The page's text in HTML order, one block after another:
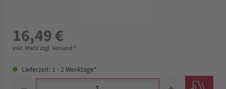
16,49 €
inkl. MwSt zzgl. Versand *
Lieferzeit: 1 - 2 Werktage*